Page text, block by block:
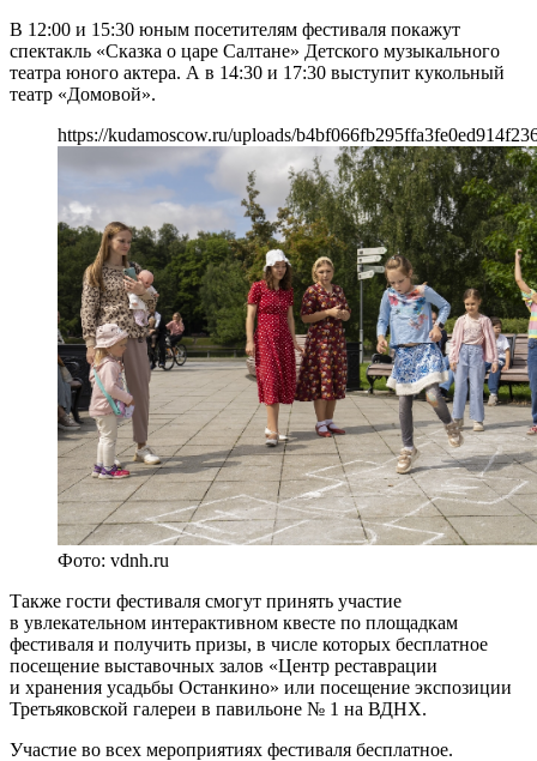
В 12:00 и 15:30 юным посетителям фестиваля покажут
спектакль «Сказка о царе Салтане» Детского музыкального
театра юного актера. А в 14:30 и 17:30 выступит кукольный
театр «Домовой».
https://kudamoscow.ru/uploads/
Фото: vdnh.ru
Также гости фестиваля смогут принять участие
в увлекательном интерактивном квесте по площадкам
фестиваля и получить призы, в числе которых бесплатное
посещение выставочных залов «Центр реставрации
и хранения усадьбы Останкино» или посещение экспозиции
Третьяковской галереи в павильоне № 1 на ВДНХ.
Участие во всех мероприятиях фестиваля бесплатное.